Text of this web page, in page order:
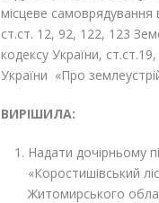
місцеве самоврядування
ст.ст. 12, 92, 122, 123
кодексу України,
України «Про
ВИРІШИЛА:
Надати дочірньому
«Коростишівський
Житомирського